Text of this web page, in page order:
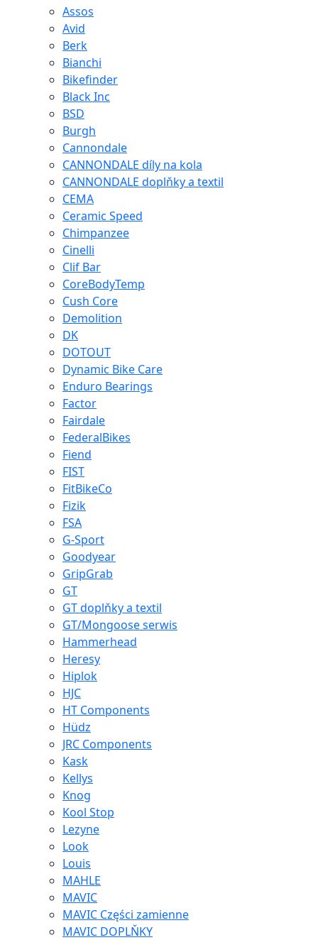
Assos
Avid
Berk
Bianchi
Bikefinder
Black Inc
BSD
Burgh
Cannondale
CANNONDALE díly na kola
CANNONDALE doplňky a textil
CEMA
Ceramic Speed
Chimpanzee
Cinelli
Clif Bar
CoreBodyTemp
Cush Core
Demolition
DK
DOTOUT
Dynamic Bike Care
Enduro Bearings
Factor
Fairdale
FederalBikes
Fiend
FIST
FitBikeCo
Fizik
FSA
G-Sport
Goodyear
GripGrab
GT
GT doplňky a textil
GT/Mongoose serwis
Hammerhead
Heresy
Hiplok
HJC
HT Components
Hüdz
JRC Components
Kask
Kellys
Knog
Kool Stop
Lezyne
Look
Louis
MAHLE
MAVIC
MAVIC Części zamienne
MAVIC DOPLŇKY